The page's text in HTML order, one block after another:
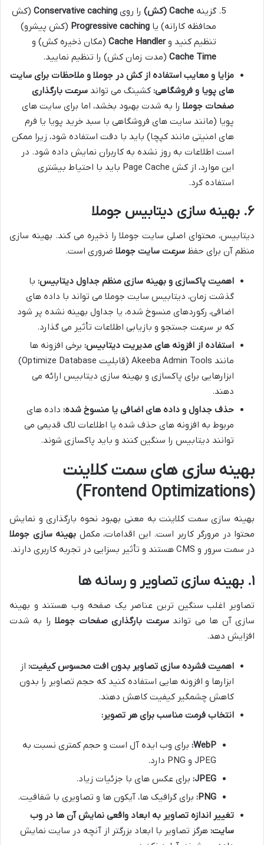
گزینه Cache (کش) را روی Conservative caching (کش
محافظه کارانه) یا Progressive caching (کش پیشرو)
تنظیم کنید وCache Handler (مکان ذخیره کش) و
Cache Time (مدت زمان کش) را تنظیم نمایید.
مزایا و معایب استفاده از کش در جوملا و ملاحظات برای سایت
های پویا و فروشگاهی: کشینگ می تواند سرعت بارگذاری
صفحات جوملا را به شدت بهبود بخشد، اما برای سایت های
پویا (مانند سایت های فروشگاهی با سبد خرید پویا یا فرم
های امنیتی مانند کپچا) باید با دقت استفاده شود، زیرا ممکن
است اطلاعات به روز نشده به کاربران نمایش داده شود. در
این موارد، از کش Page Cache باید با احتیاط بیشتری
استفاده کرد.
۶. بهینه سازی دیتابیس جوملا
دیتابیس، محتوای اصلی سایت جوملا را ذخیره می کند. بهینه سازی
منظم آن برای حفظ سرعت سایت جوملا ضروری است.
اهمیت پاکسازی و بهینه سازی منظم جداول دیتابیس: با
گذشت زمان، دیتابیس سایت جوملا می تواند با داده های
اضافی، رکوردهای منسوخ شده، یا جداول بهینه نشده پر شود
که بر سرعت جستجو و بازیابی اطلاعات تأثیر می گذارد.
استفاده از افزونه های مدیریت دیتابیس: برخی افزونه ها
مانند Akeeba Admin Tools (قابلیت Optimize Database)
ابزارهایی برای پاکسازی و بهینه سازی دیتابیس ارائه می
دهند.
حذف جداول و داده های اضافی یا منسوخ شده: داده های
مربوط به افزونه های حذف شده یا اطلاعات لاگ قدیمی می
توانند دیتابیس را سنگین کنند و باید پاکسازی شوند.
بهینه سازی های سمت کلاینت
(Frontend Optimizations)
بهینه سازی سمت کلاینت به معنی بهبود نحوه بارگذاری و نمایش
محتوا در مرورگر کاربر است. این اقدامات، مکمل بهینه سازی جوملا
در سمت سرور و CMS هستند و تأثیر بسزایی در تجربه کاربری دارند.
۱. بهینه سازی تصاویر و رسانه ها
تصاویر اغلب سنگین ترین عناصر یک صفحه وب هستند و بهینه
سازی آن ها می تواندسرعت بارگذاری صفحات جوملارا به شدت
افزایش دهد.
اهمیت فشرده سازی تصاویر بدون افت محسوس کیفیت: از
ابزارها و افزونه هایی استفاده کنید که حجم تصاویر را بدون
کاهش چشمگیر کیفیت کاهش دهند.
انتخاب فرمت مناسب برای هر تصویر:
WebP: برای وب ایده آل است و حجم کمتری نسبت به
JPEG و PNG دارد.
JPEG: برای عکس های با جزئیات زیاد.
PNG: برای گرافیک ها، آیکون ها و تصاویری با شفافیت.
تغییر اندازه تصاویر به ابعاد واقعی نمایش آن ها در وب
سایت: هرگز تصاویر با ابعاد بزرگتر از آنچه در سایت نمایش